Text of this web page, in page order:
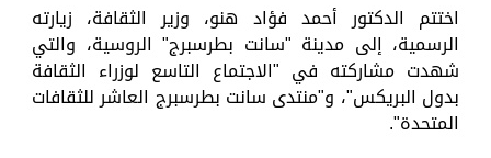
اختتم الدكتور أحمد فؤاد هنو، وزير الثقافة، زيارته
الرسمية، إلى مدينة "سانت بطرسبرج" الروسية، والتي
شهدت مشاركته في "الاجتماع التاسع لوزراء الثقافة
بدول البريكس"، و"منتدى سانت بطرسبرج العاشر للثقافات
المتحدة".